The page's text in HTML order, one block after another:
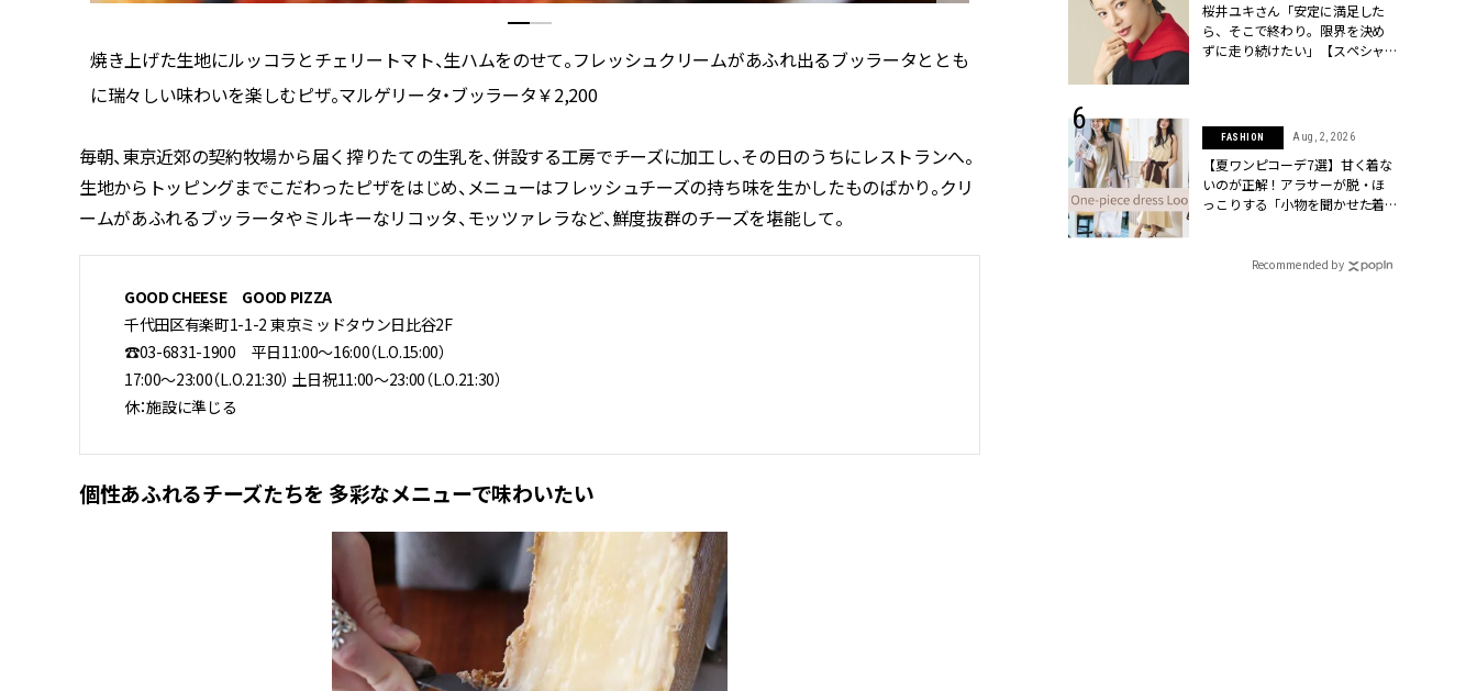
焼き上げた生地にルッコラとチェリートマト、生ハムをのせて。フレッシュクリームがあふれ出るブッラータととも
に瑞々しい味わいを楽しむピザ。マルゲリータ・ブッラータ￥2,200
パリッと焼いたパートブリックの中には、相性のよいリコッ
毎朝、東京近郊の契約牧場から届く搾りたての生乳を、併設する工房でチーズに加工し、その日のうちにレストランへ。
生地からトッピングまでこだわったピザをはじめ、メニューはフレッシュチーズの持ち味を生かしたものばかり。クリ
ームがあふれるブッラータやミルキーなリコッタ、モッツァレラなど、鮮度抜群のチーズを堪能して。
GOOD CHEESE GOOD PIZZA
千代田区有楽町1-1-2 東京ミッドタウン日比谷2F
☎03-6831-1900 平日11:00～16:00（L.O.15:00）
17:00～23:00（L.O.21:30） 土日祝11:00～23:00（L.O.21:30）
休：施設に準じる
個性あふれるチーズたちを 多彩なメニューで味わいたい
ル クラッシュ アプソリュ」の限
定カフェが登場！世界観に没入
できる体験型イベントが開催 |
CLASSY.[クラッシィ]
【落ちない名品リップ10選】塗
り直しできない・皮むけしやす
ラッシィ]
を『マリッジ』に選ぶ人増えて
ます！ | CLASSY.[クラッシィ]
【結婚式のお呼ばれワンピ】周
りとカブらない「リラックスシ
桜井ユキさん「安定に満足した
ら、そこで終わり。限界を決め
ずに走り続けたい」【スペシャ
FASHION Aug, 2, 2026
【夏ワンピコーデ7選】甘く着な
いのが正解！アラサーが脱・ほ
っこりする「小物を聞かせた着
Recommended by